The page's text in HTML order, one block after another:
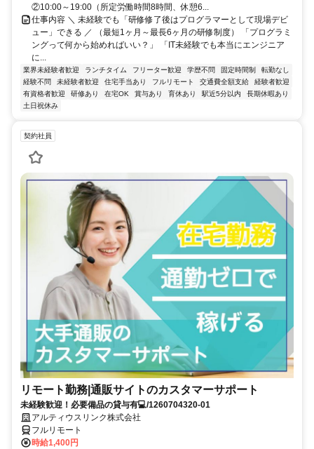
②10:00～19:00（所定労働時間8時間、休憩6...
仕事内容 ＼ 未経験でも「研修修了後はプログラマーとして現場デビ
ュー」できる ／ （最短1ヶ月～最長6ヶ月の研修制度） 「プログラミ
ングって何から始めればいい？」 「IT未経験でも本当にエンジニア
に...
業界未経験者歓迎 ランチタイム フリーター歓迎 学歴不問 固定時間制
転勤なし
経験不問
未経験者歓迎 住宅手当あり フルリモート 交通費全額支給
経験者歓迎
有資格者歓迎
研修あり 在宅OK 賞与あり 育休あり 駅近5分以内
長期休暇あり
土日祝休み
契約社員
リモート勤務|通販サイトのカスタマーサポート
未経験歓迎！必要備品の貸与有💻/1260704320-01
アルティウスリンク株式会社
フルリモート
時給1,400円